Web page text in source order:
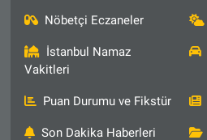
Nöbetçi Eczaneler
İstanbul Namaz
Vakitleri
Puan Durumu ve Fikstür
Son Dakika Haberleri